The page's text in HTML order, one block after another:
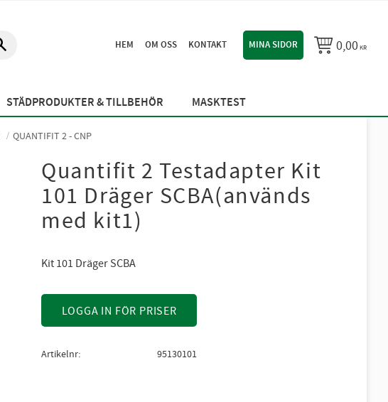
HEM OM OSS KONTAKT MINA SIDOR 0,00KR
STÄDPRODUKTER & TILLBEHÖR MASKTEST
QUANTIFIT 2 - CNP
Quantifit 2 Testadapter Kit
101 Dräger SCBA(används
med kit1)
Kit 101 Dräger SCBA
LOGGA IN FÖR PRISER
Artikelnr 95130101